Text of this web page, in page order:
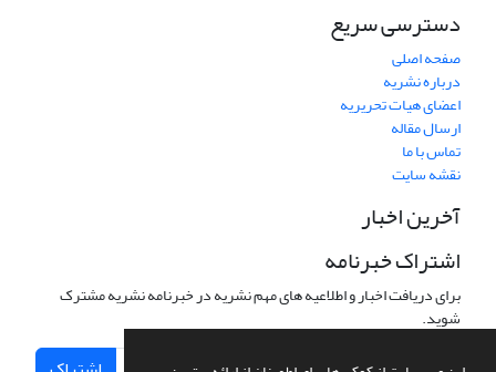
دسترسی سریع
صفحه اصلی
درباره نشریه
اعضای هیات تحریریه
ارسال مقاله
تماس با ما
نقشه سایت
آخرین اخبار
اشتراک خبرنامه
برای دریافت اخبار و اطلاعیه های مهم نشریه در خبرنامه نشریه مشترک
شوید.